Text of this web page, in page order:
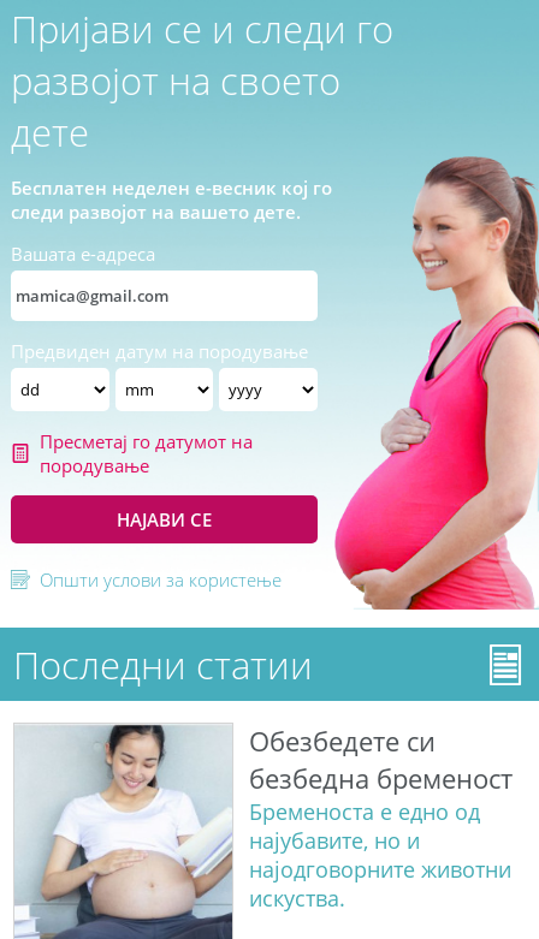
Пријави се и следи го
развојот на своето
дете
Бесплатен неделен е-весник кој го
следи развојот на вашето дете.
Вашата е-адреса
Предвиден датум на породување
Пресметај го датумот на
породување
НАЈАВИ СЕ
Општи услови за користење
Последни статии
Обезбедете си
безбедна бременост
Бременоста е едно од
најубавите, но и
најодговорните животни
искуства.